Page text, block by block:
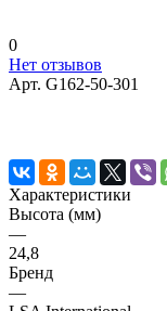
0
Нет отзывов
Арт. G162-50-301
Характеристики
Высота (мм)
—
24,8
Бренд
—